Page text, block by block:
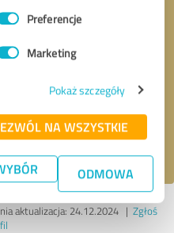
Preferencje
Marketing
Pokaż szczegóły
NA WSZYSTKIE
ODMOWA
* Pola wymagane
aktualizacja: 24.12.2024| Zgłoś